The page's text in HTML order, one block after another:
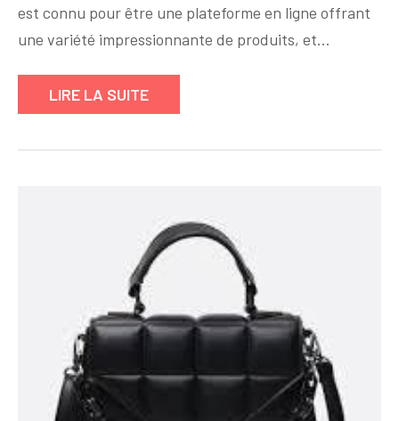
Main
Femme
est connu pour être une plateforme en ligne offrant
une variété impressionnante de produits, et…
LIRE LA SUITE